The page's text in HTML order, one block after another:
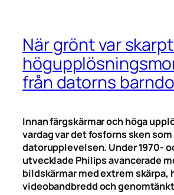
När grönt var
från datorns
Innan färgskärmar och höga
vardag var det fosforns sken
datorupplevelsen. Under 1970-
utvecklade Philips avancerade
bildskärmar med extrem skärpa,
videobandbredd och